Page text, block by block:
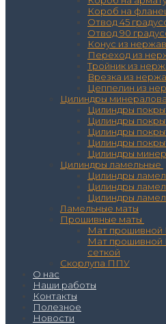
Короб на
Отвод 45
Отвод 90
Конус из
Переход из
Тройник из
Врезка из
Цеппелин из
Цилиндры
Цилиндры
Цилиндры
Цилиндры
Цилиндры
Цилиндры
Цилиндры ламельные
Цилиндры
Цилиндры
Цилиндры
Ламельные маты
Прошивные маты
Мат прошивной
Мат
сеткой
Скорлупа ППУ
О нас
Наши работы
Контакты
Полезное
Новости